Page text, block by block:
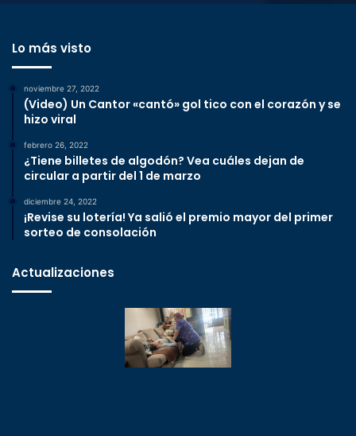
Lo más visto
noviembre 27, 2022
(Video) Un Cantor «cantó» gol tico con el corazón y se
hizo viral
febrero 26, 2022
¿Tiene billetes de algodón? Vea cuáles dejan de
circular a partir del 1 de marzo
diciembre 24, 2022
¡Revise su lotería! Ya salió el premio mayor del primer
sorteo de consolación
Actualizaciones